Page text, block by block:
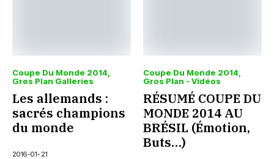
Coupe Du Monde 2014
Gros Plan Galleries
Les allemands :
sacrés champions
du monde
2016-01-21
Coupe Du Monde 2014
Gros Plan - Vidéos
RÉSUMÉ COUPE DU
MONDE 2014 AU
BRÉSIL (Émotion,
Buts…)